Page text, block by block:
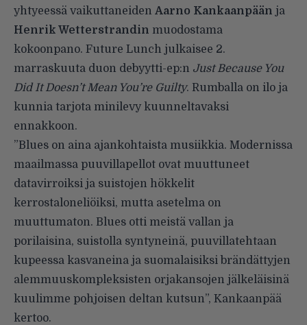
yhtyeessä vaikuttaneiden Aarno Kankaanpään ja
Henrik Wetterstrandin muodostama
kokoonpano. Future Lunch julkaisee 2.
marraskuuta duon debyytti-ep:n Just Because You
Did It Doesn’t Mean You’re Guilty. Rumballa on ilo ja
kunnia tarjota minilevy kuunneltavaksi
ennakkoon.
”Blues on aina ajankohtaista musiikkia. Modernissa
maailmassa puuvillapellot ovat muuttuneet
datavirroiksi ja suistojen hökkelit
kerrostaloneliöiksi, mutta asetelma on
muuttumaton. Blues otti meistä vallan ja
porilaisina, suistolla syntyneinä, puuvillatehtaan
kupeessa kasvaneina ja suomalaisiksi brändättyjen
alemmuuskompleksisten orjakansojen jälkeläisinä
kuulimme pohjoisen deltan kutsun”, Kankaanpää
kertoo.